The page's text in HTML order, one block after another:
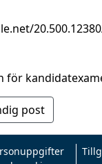
för
post